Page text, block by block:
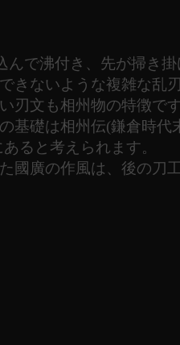
で沸付き、先が掃き掛
きないような複雑な乱
刃文も相州物の特徴です
基礎は相州伝(鎌倉時代
ると考えられます。
國廣の作風は、後の刀